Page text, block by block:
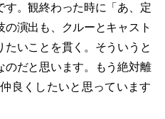
す。観終わった時に「あ、定
演出も、クルーとキャスト
たいことを貫く。そういうと
のだと思います。もう絶対離
良くしたいと思っています